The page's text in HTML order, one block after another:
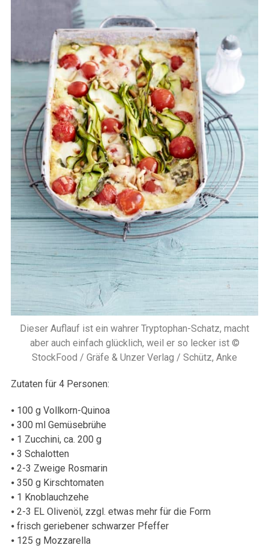
Dieser Auflauf ist ein wahrer Tryptophan-Schatz, macht
aber auch einfach glücklich, weil er so lecker ist ©
StockFood / Gräfe & Unzer Verlag / Schütz, Anke
Zutaten für 4 Personen:
⦁ 100 g Vollkorn-Quinoa
⦁ 300 ml Gemüsebrühe
⦁ 1 Zucchini, ca. 200 g
⦁ 3 Schalotten
⦁ 2-3 Zweige Rosmarin
⦁ 350 g Kirschtomaten
⦁ 1 Knoblauchzehe
⦁ 2-3 EL Olivenöl, zzgl. etwas mehr für die Form
⦁ frisch geriebener schwarzer Pfeffer
⦁ 125 g Mozzarella